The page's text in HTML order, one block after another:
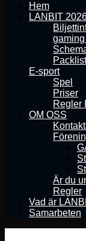
Hem
LANBIT
gaming
E-sport
Spel
Priser
Regler
OM OSS
Är du
Regler
Vad är
Samarbeten